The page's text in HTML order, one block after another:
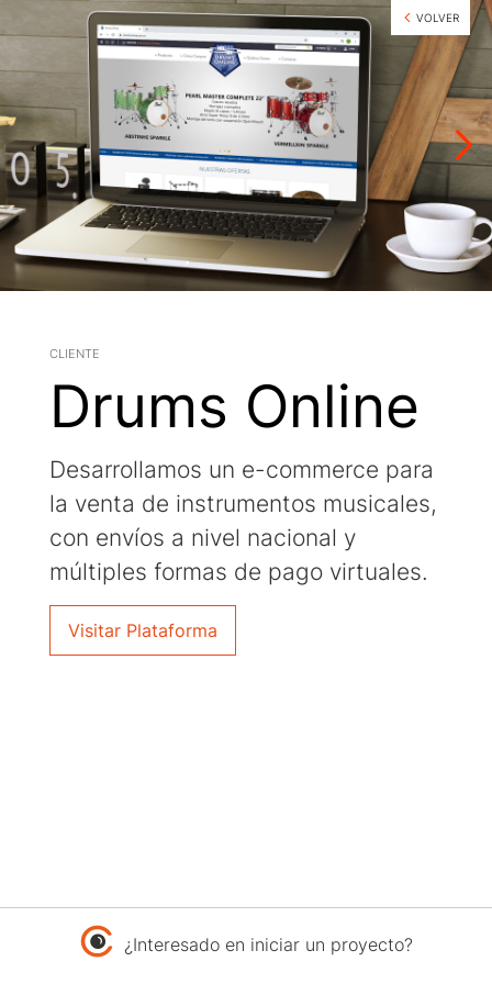
VOLVER
cliente
Drums Online
Desarrollamos un e-commerce para
la venta de instrumentos musicales,
con envíos a nivel nacional y
múltiples formas de pago virtuales.
Visitar Plataforma
¿Interesado en iniciar un proyecto?